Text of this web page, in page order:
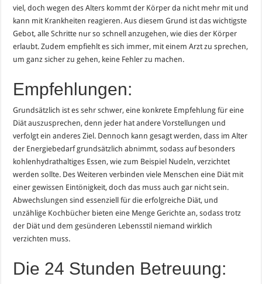
viel, doch wegen des Alters kommt der Körper da nicht mehr mit und
kann mit Krankheiten reagieren. Aus diesem Grund ist das wichtigste
Gebot, alle Schritte nur so schnell anzugehen, wie dies der Körper
erlaubt. Zudem empfiehlt es sich immer, mit einem Arzt zu sprechen,
um ganz sicher zu gehen, keine Fehler zu machen.
Empfehlungen:
Grundsätzlich ist es sehr schwer, eine konkrete Empfehlung für eine
Diät auszusprechen, denn jeder hat andere Vorstellungen und
verfolgt ein anderes Ziel. Dennoch kann gesagt werden, dass im Alter
der Energiebedarf grundsätzlich abnimmt, sodass auf besonders
kohlenhydrathaltiges Essen, wie zum Beispiel Nudeln, verzichtet
werden sollte. Des Weiteren verbinden viele Menschen eine Diät mit
einer gewissen Eintönigkeit, doch das muss auch gar nicht sein.
Abwechslungen sind essenziell für die erfolgreiche Diät, und
unzählige Kochbücher bieten eine Menge Gerichte an, sodass trotz
der Diät und dem gesünderen Lebensstil niemand wirklich
verzichten muss.
Die 24 Stunden Betreuung: